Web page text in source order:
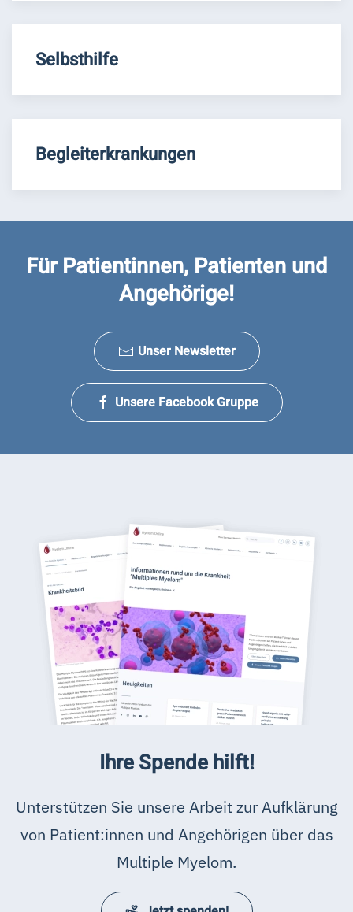
Selbsthilfe
Begleiterkrankungen
Für Patientinnen, Patienten und
Angehörige!
Unser Newsletter
Unsere Facebook Gruppe
Ihre Spende hilft!
Unterstützen Sie unsere Arbeit zur Aufklärung
von Patient:innen und Angehörigen über das
Multiple Myelom.